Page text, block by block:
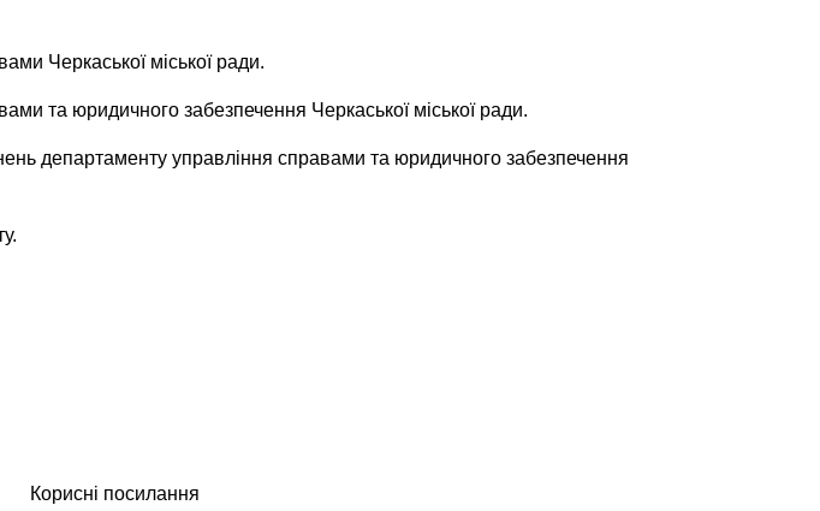
Черкаської міської ради.
та юридичного забезпечення Черкаської міської ради.
департаменту управління справами та юридичного забезпечення
Корисні посилання